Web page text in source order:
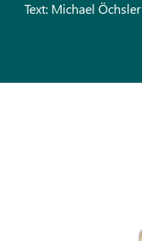
Text: Michael Öchsler